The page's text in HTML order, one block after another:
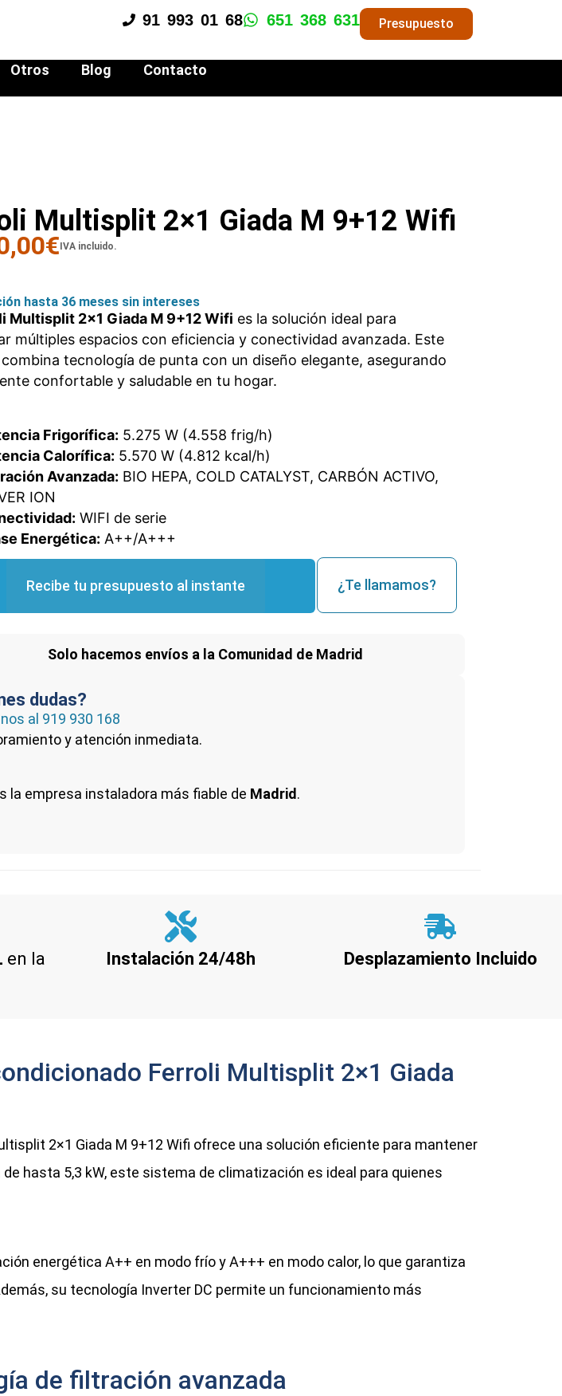
Presupuesto
651 368 631
91 993 01 68
Otros Blog Contacto
Multisplit 2×1 Giada M 9+12 Wifi
€ IVA incluido.
hasta 36 meses sin intereses
Multisplit 2×1 Giada M 9+12 Wifi es la solución ideal para
múltiples espacios con eficiencia y conectividad avanzada. Este
tecnología de punta con un diseño elegante, asegurando
confortable y saludable en tu hogar.
Frigorífica: 5.275 W (4.558 frig/h)
Calorífica: 5.570 W (4.812 kcal/h)
Avanzada: BIO HEPA, COLD CATALYST, CARBÓN ACTIVO,
ION
WIFI de serie
Energética: A++/A+++
Recibe tu presupuesto al instante ¿Te llamamos?
Solo hacemos envíos a la Comunidad de Madrid
dudas?
al 919 930 168
y atención inmediata.
la empresa instaladora más fiable de Madrid .
en la
Instalación 24/48h Desplazamiento Incluido
Ferroli Multisplit 2×1 Giada
2×1 Giada M 9+12 Wifi ofrece una solución eficiente para mantener
hasta 5,3 kW, este sistema de climatización es ideal para quienes
energética A++ en modo frío y A+++ en modo calor, lo que garantiza
su tecnología Inverter DC permite un funcionamiento más
de filtración avanzada